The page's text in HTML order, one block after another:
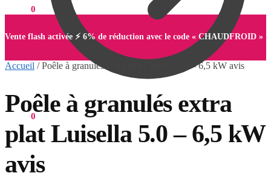
0
0
Vente flash activée ⚡ 6% de réduction avec le code « CHAUDFROID »
Accueil /Poêle à granulés extra plat Luisella 5.0 – 6,5 kW avis
Poêle à granulés extra
plat Luisella 5.0 – 6,5 kW
avis